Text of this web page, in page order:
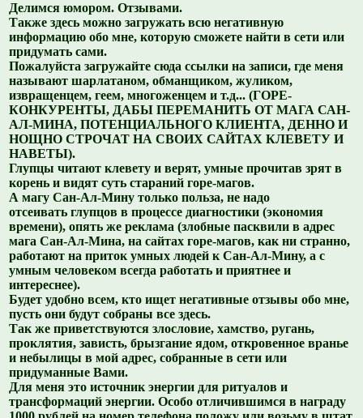
Делимся юмором. Отзывами.
Также здесь можно загружать всю негативную
информацию обо мне, которую сможете найти в сети или
придумать сами.
Пожалуйста загружайте сюда ссылки на записи, где меня
называют шарлатаном, обманщиком, жуликом,
извращенцем, геем, многоженцем и т.д... (ГОРЕ-
КОНКУРЕНТЫ, ДАБЫ ПЕРЕМАНИТЬ ОТ МАГА САН-
АЛ-МИНА, ПОТЕНЦИАЛЬНОГО КЛИЕНТА, ДЕННО И
НОЩНО СТРОЧАТ НА СВОИХ САЙТАХ КЛЕВЕТУ И
НАВЕТЫ).
Глупцы читают клевету и верят, умные прочитав зрят в
корень и видят суть стараний горе-магов.
А магу Сан-Ал-Мину только польза, не надо
отсеивать глупцов в процессе диагностики (экономия
времени), опять же реклама (злобные пасквили в адрес
мага Сан-Ал-Мина, на сайтах горе-магов, как ни странно,
работают на приток умных людей к Сан-Ал-Мину, а с
умным человеком всегда работать и приятнее и
интереснее).
Будет удобно всем, кто ищет негативные отзывы обо мне,
пусть они будут собраны все здесь.
Так же приветствуются злословие, хамство, ругань,
проклятия, зависть, брызгание ядом, откровенное вранье
и небылицы в мой адрес, собранные в сети или
придуманные Вами.
Для меня это источник энергии для ритуалов и
трансформаций энергии. Особо отличившимся в награду